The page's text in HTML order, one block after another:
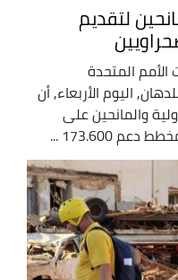
لتقديم
المتحدة
اليوم الأربعاء, أن
والمانحين على
...